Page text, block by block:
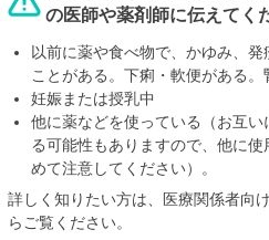
の医師や薬剤師に伝えてく
以前に薬や食べ物で、かゆみ、
ことがある。下痢・軟便がある。
妊娠または授乳中
他に薬などを使っている（お互
る可能性もありますので、他に
めて注意してください）。
詳しく知りたい方は、医療関係者向
らご覧ください。